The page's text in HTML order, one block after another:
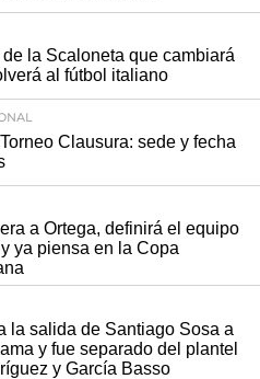
la Scaloneta que cambiará
al fútbol italiano
Clausura: sede y fecha
a Ortega, definirá el equipo
ya piensa en la Copa
la salida de Santiago Sosa a
y fue separado del plantel
y García Basso